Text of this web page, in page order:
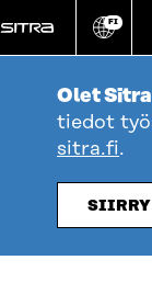
suoraan
sisältöön
Vaihda
kieli
FI
Olet
tiedot
sitra.fi.
SIIRRY